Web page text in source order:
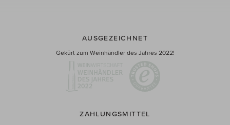
AUSGEZEICHNET
Gekürt zum Weinhändler des Jahres 2022!
ZAHLUNGSMITTEL